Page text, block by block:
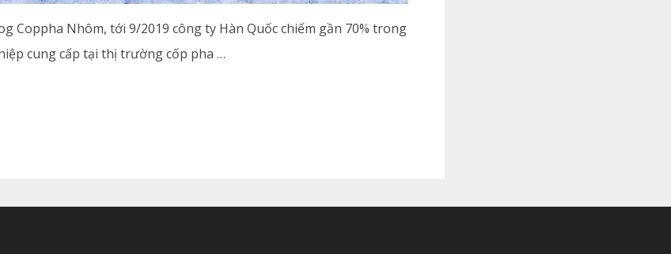
Coppha Nhôm, tới 9/2019 công ty Hàn Quốc chiếm gần 70% trong
cung cấp tại thị trường cốp pha …